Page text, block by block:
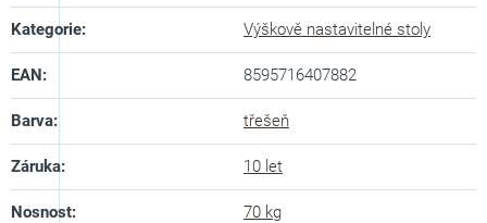
Kategorie: Výškově nastavitelné stoly
EAN: 8595716407882
Barva: třešeň
Záruka: 10 let
Nosnost: 70 kg